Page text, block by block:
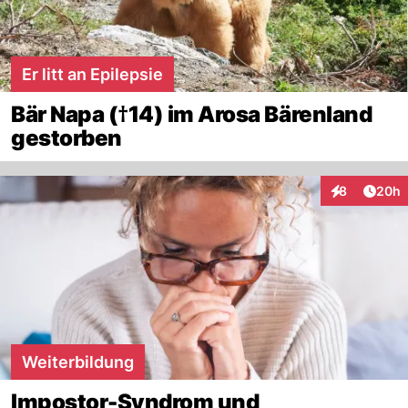
Er litt an Epilepsie
Bär Napa (†14) im Arosa Bärenland
gestorben
8
Interaktionen
20h
Weiterbildung
Impostor-Syndrom und